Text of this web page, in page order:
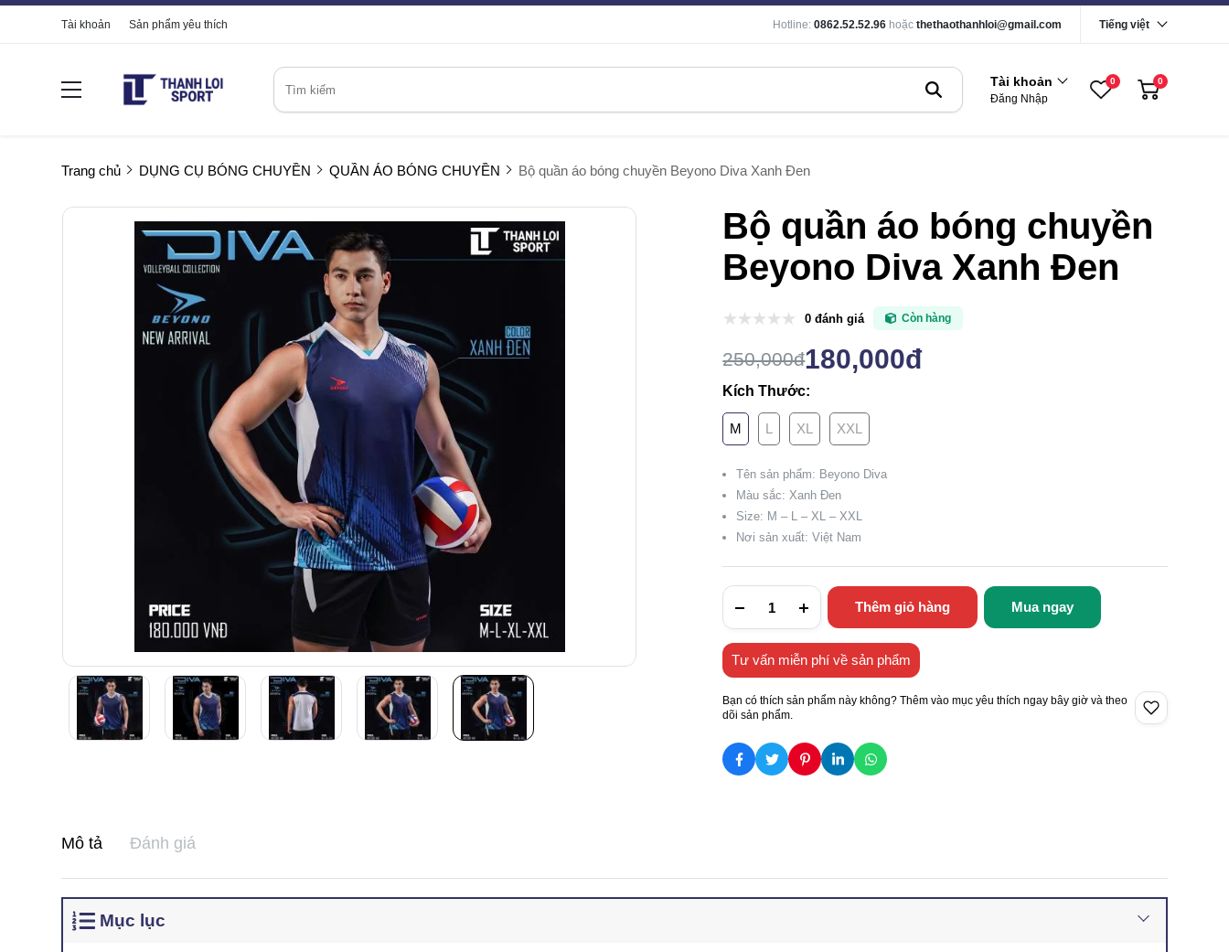
Tài khoản Sản phẩm yêu thích Hotline: 0862.52.52.96 hoặc thethaothanhloi@gmail.com Tiếng việt
Tài khoản
Đăng Nhập
0 0
Trang chủ DỤNG CỤ BÓNG CHUYỀN QUẦN ÁO BÓNG CHUYỀN Bộ quần áo bóng chuyền Beyono Diva Xanh Đen
Bộ quần áo bóng chuyền
Beyono Diva Xanh Đen
0 đánh giá Còn hàng
250,000đ180,000đ
Kích Thước:
M L XL XXL
Tên sản phẩm: Beyono Diva
Màu sắc: Xanh Đen
Size: M – L – XL – XXL
Nơi sản xuất: Việt Nam
Thêm giỏ hàng Mua ngay
Tư vấn miễn phí về sản phẩm
Bạn có thích sản phẩm này không? Thêm vào mục yêu thích ngay bây giờ và theo
dõi sản phẩm.
Mô tả Đánh giá
Mục lục